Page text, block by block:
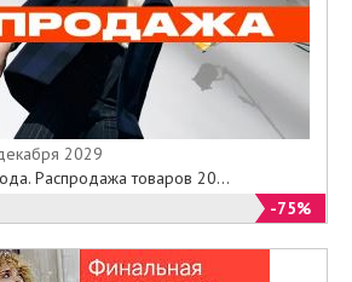
2029
Распродажа товаров 20...
-75%